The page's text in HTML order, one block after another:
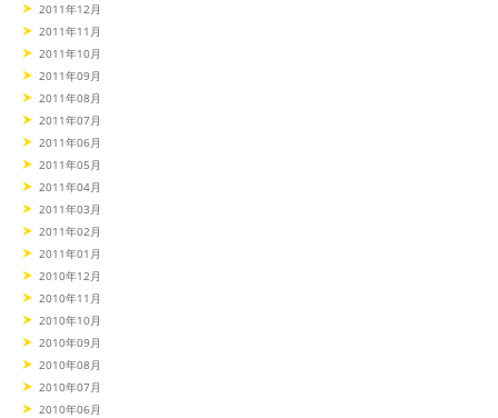
2011年12月
2011年11月
2011年10月
2011年09月
2011年08月
2011年07月
2011年06月
2011年05月
2011年04月
2011年03月
2011年02月
2011年01月
2010年12月
2010年11月
2010年10月
2010年09月
2010年08月
2010年07月
2010年06月